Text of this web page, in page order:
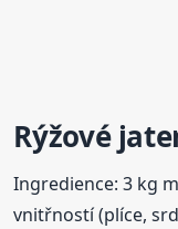
Rýžové
Ingredience: 3 kg
vnitřností (plíce,